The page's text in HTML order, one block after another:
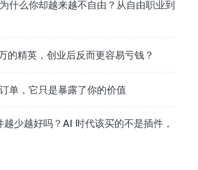
什么你却越来越不自由？从自由职业到
的精英，创业后反而更容易亏钱？
单，它只是暴露了你的价值
少越好吗？AI 时代该买的不是插件，